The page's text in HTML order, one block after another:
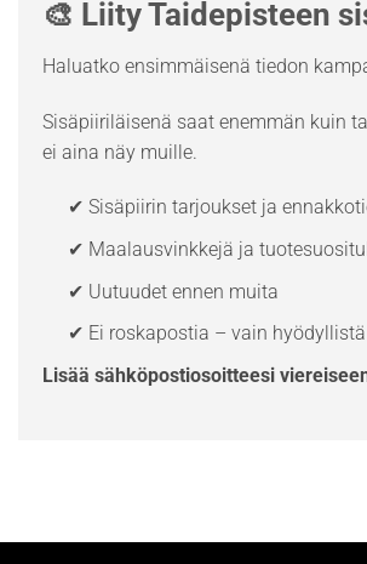
🎨 Liity Taidepisteen
Haluatko ensimmäisenä tiedon
Sisäpiiriläisenä saat enemmän kuin
ei aina näy muille.
✔ Sisäpiirin tarjoukset ja
✔ Maalausvinkkejä ja
✔ Uutuudet ennen muita
✔ Ei roskapostia – vain
Lisää sähköpostiosoitteesi